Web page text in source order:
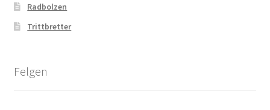
Radbolzen
Trittbretter
Felgen